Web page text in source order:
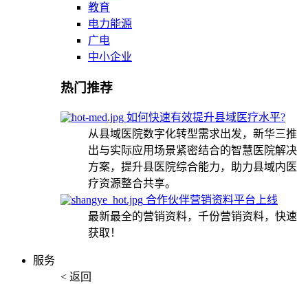
教育
电力能源
广电
中小企业
热门推荐
如何快速有效提升县域医疗水平?
从县域医院数字化转型需求出发，新华三推
出与实际应用场景紧密结合的智慧医院解决
方案，提升县医院综合能力，助力县域内医
疗资源整合共享。
合作伙伴营销资料平台上线
最新最全的营销资料，千份营销资料，快速
获取！
服务
< 返回